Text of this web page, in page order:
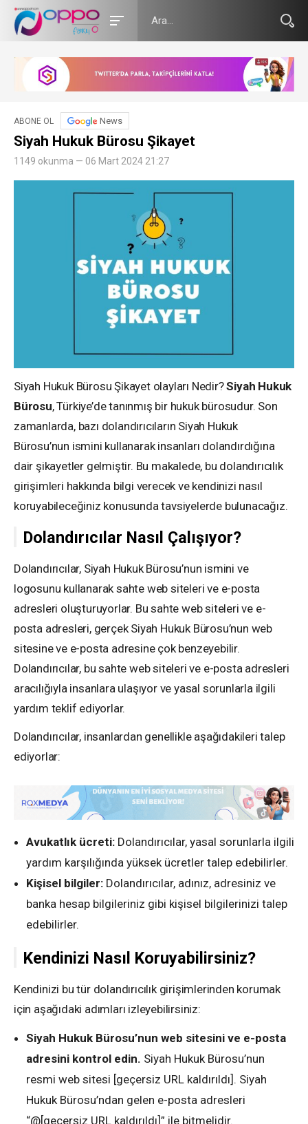
ABONE OL News
Siyah Hukuk Bürosu Şikayet
1149 okunma — 06 Mart 2024 21:27
Siyah Hukuk Bürosu Şikayet olayları Nedir?Siyah Hukuk
Bürosu, Türkiye’de tanınmış bir hukuk bürosudur. Son
zamanlarda, bazı dolandırıcıların Siyah Hukuk
Bürosu’nun ismini kullanarak insanları dolandırdığına
dair şikayetler gelmiştir. Bu makalede, bu dolandırıcılık
girişimleri hakkında bilgi verecek ve kendinizi nasıl
koruyabileceğiniz konusunda tavsiyelerde bulunacağız.
Dolandırıcılar Nasıl Çalışıyor?
Dolandırıcılar, Siyah Hukuk Bürosu’nun ismini ve
logosunu kullanarak sahte web siteleri ve e-posta
adresleri oluşturuyorlar. Bu sahte web siteleri ve e-
posta adresleri, gerçek Siyah Hukuk Bürosu’nun web
sitesine ve e-posta adresine çok benzeyebilir.
Dolandırıcılar, bu sahte web siteleri ve e-posta adresleri
aracılığıyla insanlara ulaşıyor ve yasal sorunlarla ilgili
yardım teklif ediyorlar.
Dolandırıcılar, insanlardan genellikle aşağıdakileri talep
ediyorlar:
Avukatlık ücreti: Dolandırıcılar, yasal sorunlarla ilgili
yardım karşılığında yüksek ücretler talep edebilirler.
Kişisel bilgiler: Dolandırıcılar, adınız, adresiniz ve
banka hesap bilgileriniz gibi kişisel bilgilerinizi talep
edebilirler.
Kendinizi Nasıl Koruyabilirsiniz?
Kendinizi bu tür dolandırıcılık girişimlerinden korumak
için aşağıdaki adımları izleyebilirsiniz:
Siyah Hukuk Bürosu’nun web sitesini ve e-posta
adresini kontrol edin. Siyah Hukuk Bürosu’nun
resmi web sitesi [geçersiz URL kaldırıldı]. Siyah
Hukuk Bürosu’ndan gelen e-posta adresleri
“@[geçersiz URL kaldırıldı]” ile bitmelidir.